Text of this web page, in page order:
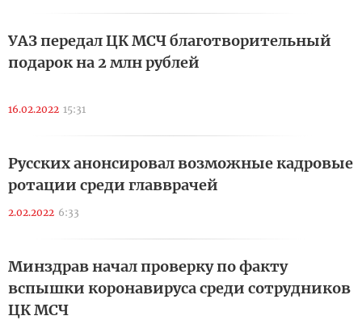
УАЗ передал ЦК МСЧ благотворительный
подарок на 2 млн рублей
16.02.2022 15:31
Русских анонсировал возможные кадровые
ротации среди главврачей
2.02.2022 6:33
Минздрав начал проверку по факту
вспышки коронавируса среди сотрудников
ЦК МСЧ